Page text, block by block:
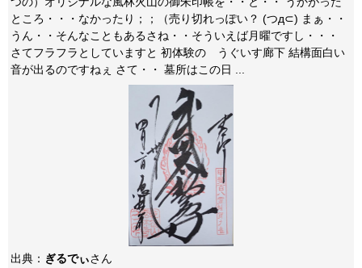
ところ・・・なかったり；；（売り切れっぽい？ (つд⊂) まぁ・・
うん・・そんなこともあるさね・・そういえば月曜ですし・・・
さてフラフラとしていますと 初体験の うぐいす廊下 結構面白い
音が出るのですねぇ さて・・ 墓所はこの日 ...
出典： ぎるでぃさん